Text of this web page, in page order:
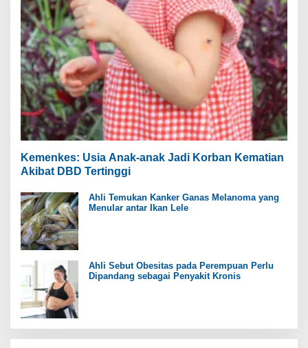
Kemenkes: Usia Anak-anak Jadi Korban Kematian
Akibat DBD Tertinggi
Ahli Temukan Kanker Ganas Melanoma yang
Menular antar Ikan Lele
Ahli Sebut Obesitas pada Perempuan Perlu
Dipandang sebagai Penyakit Kronis